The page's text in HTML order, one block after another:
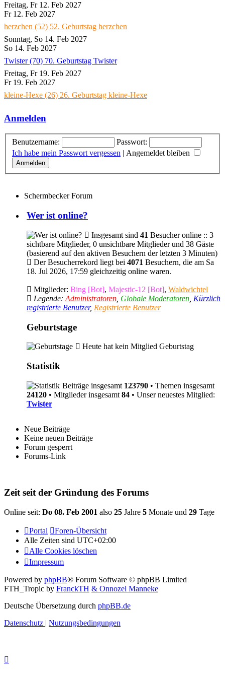
Freitag, Fr 12. Feb 2027
Fr 12. Feb 2027
herzchen (52) 52. Geburtstag herzchen
Sonntag, So 14. Feb 2027
So 14. Feb 2027
Twister (70) 70. Geburtstag Twister
Freitag, Fr 19. Feb 2027
Fr 19. Feb 2027
kleine-Hexe (26) 26. Geburtstag kleine-Hexe
Anmelden
Benutzername:
Passwort:
Ich habe mein Passwort vergessen | Angemeldet bleiben
Schermbecker Forum
Wer ist online?
Insgesamt sind 41 Besucher online :: 3
sichtbare Mitglieder, 0 unsichtbare Mitglieder und 38 Gäste
(basierend auf den aktiven Besuchern der letzten 3 Minuten)
Der Besucherrekord liegt bei 4071 Besuchern, die am Sa
18. Jul 2026, 17:59 gleichzeitig online waren.
Mitglieder: Bing [Bot], Majestic-12 [Bot], Waldwichtel
Legende: Administratoren Globale Moderatoren Kürzlich
registrierte Benutzer, Registrierte Benutzer
Geburtstage
Heute hat kein Mitglied Geburtstag
Statistik
Beiträge insgesamt 123790 • Themen insgesamt
24120 • Mitglieder insgesamt 84 • Unser neuestes Mitglied:
Twister
Neue Beiträge
Keine neuen Beiträge
Forum gesperrt
Forums-Link
Zeit seit der Gründung des Forums
Online seit: Do 08. Feb 2001 also 25 Jahre 5 Monate und 29 Tage
Portal
Foren-Übersicht
Alle Zeiten sind UTC+02:00
Alle Cookies löschen
Impressum
Powered by phpBB® Forum Software © phpBB Limited
FTH_Tropic by FranckTH & Onnozel Manneke
Deutsche Übersetzung durch phpBB.de
Datenschutz | Nutzungsbedingungen